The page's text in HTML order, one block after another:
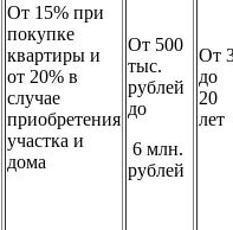
От 15% при
покупке
квартиры и
от 20% в
случае
приобретения
участка и
дома
От 500
тыс.
рублей
до
6 млн.
рублей
От
до
20
лет